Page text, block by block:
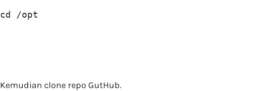
cd /opt
Kemudian clone repo GutHub.